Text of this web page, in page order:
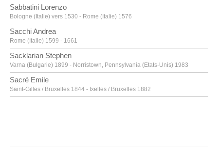
Sabbatini Lorenzo
Bologne (Italie) vers 1530 - Rome (Italie) 1576
Sacchi Andrea
Rome (Italie) 1599 - 1661
Sacklarian Stephen
Varna (Bulgarie) 1899 - Norristown, Pennsylvania (Etats-Unis) 1983
Sacré Emile
Saint-Gilles / Bruxelles 1844 - Ixelles / Bruxelles 1882